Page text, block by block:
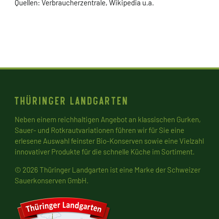
Quellen: Verbraucherzentrale, Wikipedia u.a.
Thüringer Landgarten
Neben einem reichhaltigen Angebot an klassischen Gurken,
Sauer- und Rotkrautvariationen führen wir für Sie eine
erlesene Auswahl feinster Bio-Konserven sowie eine Vielzahl
innovativer Produkte für die schnelle Küche im Sortiment.
© 2026 Thüringer Landgarten ist eine Marke der Schweizer
Sauerkonserven GmbH.